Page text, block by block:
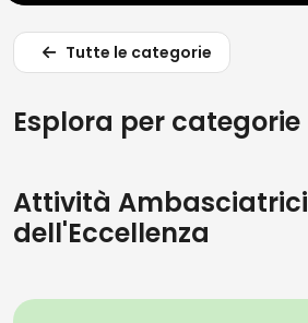
Tutte le categorie
Esplora per categorie
Attività Ambasciatrici
dell'Eccellenza